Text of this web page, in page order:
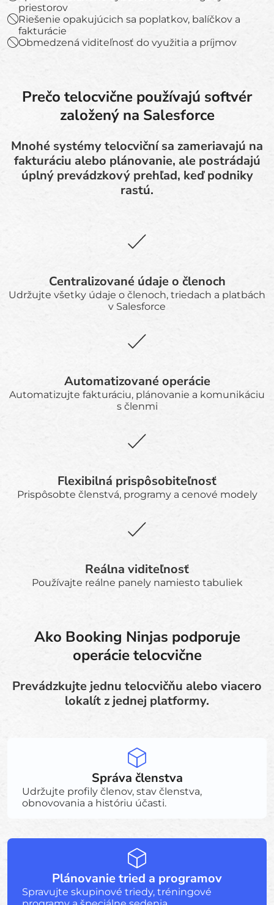
priestorov
Riešenie opakujúcich sa poplatkov, balíčkov a
fakturácie
Obmedzená viditeľnosť do využitia a príjmov
Prečo telocvične používajú softvér
založený na Salesforce
Mnohé systémy telocviční sa zameriavajú na
fakturáciu alebo plánovanie, ale postrádajú
úplný prevádzkový prehľad, keď podniky
rastú.
Centralizované údaje o členoch
Udržujte všetky údaje o členoch, triedach a platbách
v Salesforce
Automatizované operácie
Automatizujte fakturáciu, plánovanie a komunikáciu
s členmi
Flexibilná prispôsobiteľnosť
Prispôsobte členstvá, programy a cenové modely
Reálna viditeľnosť
Používajte reálne panely namiesto tabuliek
Ako Booking Ninjas podporuje
operácie telocvične
Prevádzkujte jednu telocvičňu alebo viacero
lokalít z jednej platformy.
Správa členstva
Udržujte profily členov, stav členstva,
obnovovania a históriu účasti.
Plánovanie tried a programov
Spravujte skupinové triedy, tréningové